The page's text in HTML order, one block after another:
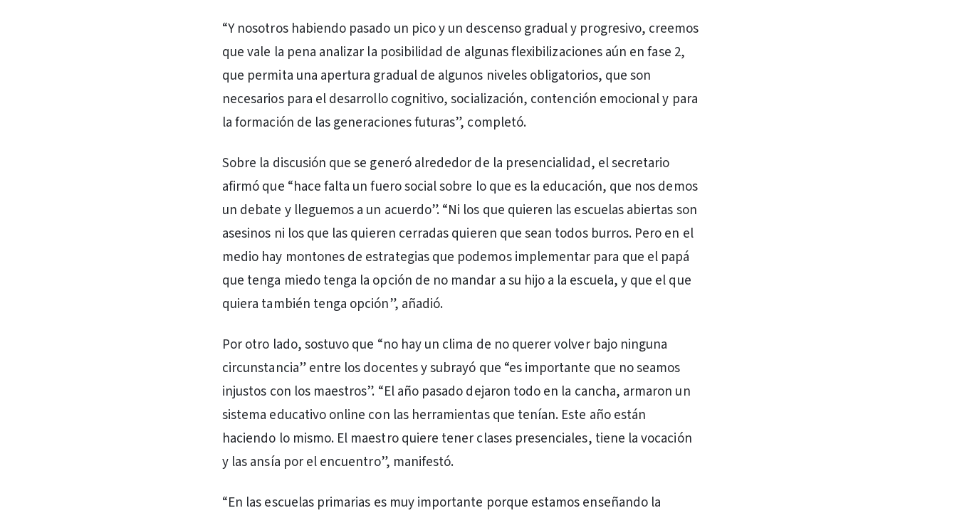
“Y nosotros habiendo pasado un pico y un descenso gradual y progresivo, creemos
que vale la pena analizar la posibilidad de algunas flexibilizaciones aún en fase 2,
que permita una apertura gradual de algunos niveles obligatorios, que son
necesarios para el desarrollo cognitivo, socialización, contención emocional y para
la formación de las generaciones futuras”, completó.
Sobre la discusión que se generó alrededor de la presencialidad, el secretario
afirmó que “hace falta un fuero social sobre lo que es la educación, que nos demos
un debate y lleguemos a un acuerdo”. “Ni los que quieren las escuelas abiertas son
asesinos ni los que las quieren cerradas quieren que sean todos burros. Pero en el
medio hay montones de estrategias que podemos implementar para que el papá
que tenga miedo tenga la opción de no mandar a su hijo a la escuela, y que el que
quiera también tenga opción”, añadió.
Por otro lado, sostuvo que “no hay un clima de no querer volver bajo ninguna
circunstancia” entre los docentes y subrayó que “es importante que no seamos
injustos con los maestros”. “El año pasado dejaron todo en la cancha, armaron un
sistema educativo online con las herramientas que tenían. Este año están
haciendo lo mismo. El maestro quiere tener clases presenciales, tiene la vocación
y las ansía por el encuentro”, manifestó.
“En las escuelas primarias es muy importante porque estamos enseñando la